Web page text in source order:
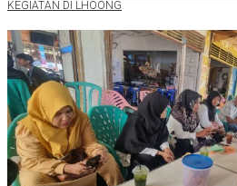
KEGIATAN DI LHOONG